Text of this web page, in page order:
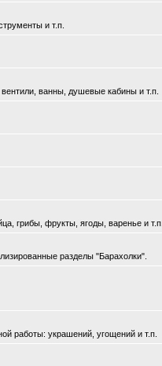
и т.п.
ванны, душевые кабины и т.п.
грибы, фрукты, ягоды, варенье и т.п.
разделы "Барахолки".
работы: украшений, угощений и т.п.